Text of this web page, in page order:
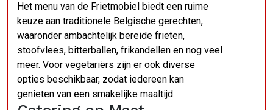
Het menu van de Frietmobiel biedt een ruime
keuze aan traditionele Belgische gerechten,
waaronder ambachtelijk bereide frieten,
stoofvlees, bitterballen, frikandellen en nog veel
meer. Voor vegetariërs zijn er ook diverse
opties beschikbaar, zodat iedereen kan
genieten van een smakelijke maaltijd.